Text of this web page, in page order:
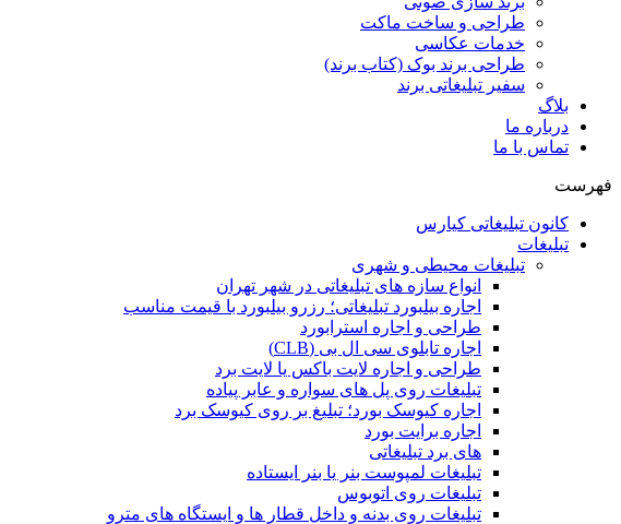
طراحی و ساخت ماکت
خدمات عکاسی
طراحی برند بوک (کتاب برند)
سفیر تبلیغاتی برند
بلاگ
درباره ما
تماس با ما
فهرست
کانون تبلیغاتی کیارس
تبلیغات
تبلیغات محیطی و شهری
انواع سازه‌ های تبلیغاتی در شهر تهران
اجاره بیلبورد تبلیغاتی؛ رزرو بیلبورد با قیمت مناسب
طراحی و اجاره استرابورد
اجاره تابلوی سی ال بی (CLB)
طراحی و اجاره لایت باکس یا لایت برد
تبلیغات روی پل های سواره و عابر پیاده
اجاره کیوسک بورد؛ تبلیغ بر روی کیوسک برد
اجاره برایت بورد
های برد تبلیغاتی
تبلیغات لمپوست بنر یا بنر ایستاده
تبلیغات روی اتوبوس
تبلیغات روی بدنه و داخل قطار ها و ایستگاه های مترو